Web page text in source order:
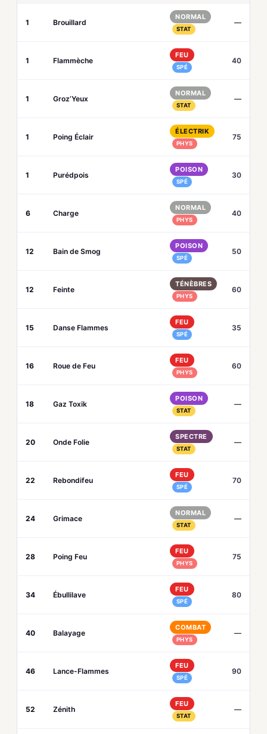
1 Brouillard
NORMAL
STAT
—
1 Flammèche
FEU
SPÉ
40
1 Groz’Yeux
NORMAL
STAT
—
1 Poing Éclair
ÉLECTRIK
PHYS
75
1 Purédpois
POISON
SPÉ
30
6 Charge
NORMAL
PHYS
40
12 Bain de Smog
POISON
SPÉ
50
12 Feinte
TÉNÈBRES
PHYS
60
15 Danse Flammes
FEU
SPÉ
35
16 Roue de Feu
FEU
PHYS
60
18 Gaz Toxik
POISON
STAT
—
20 Onde Folie
SPECTRE
STAT
—
22 Rebondifeu
FEU
SPÉ
70
24 Grimace
NORMAL
STAT
—
28 Poing Feu
FEU
PHYS
75
34 Ébullilave
FEU
SPÉ
80
40 Balayage
COMBAT
PHYS
—
46 Lance-Flammes
FEU
SPÉ
90
52 Zénith
FEU
STAT
—